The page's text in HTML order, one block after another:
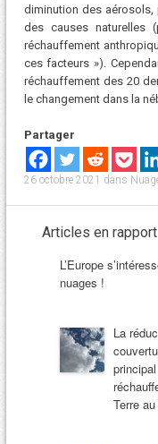
diminution des aérosols,
des causes naturelles
réchauffement
ces facteurs »).
réchauffement des 20
le changement dans la
Partager
26 octobre 2021 dans
Articles en rapport
L’Europe
nuages !
La
Terre